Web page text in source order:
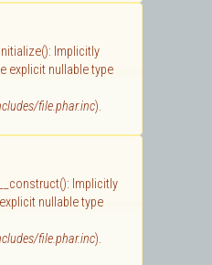
Implicitly
explicit nullable type
file.phar.inc).
Implicitly
nullable type
file.phar.inc).